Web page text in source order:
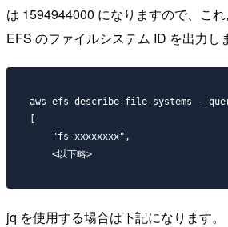
は 1594944000 になりますので、こ
EFS のファイルシステム ID を出力し
aws efs describe-file-systems --
[
    "fs-xxxxxxxx",
    <以下略>
jq を使用する場合は下記になります。